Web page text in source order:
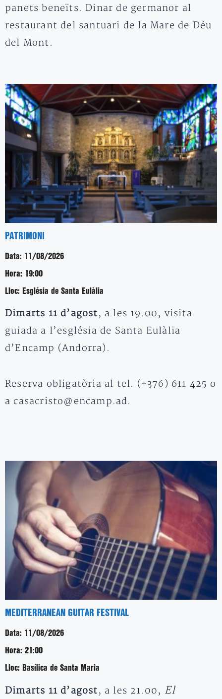
panets beneïts. Dinar de germanor al
restaurant del santuari de la Mare de Déu
del Mont.
PATRIMONI
Data: 11/08/2026
Hora: 19:00
Lloc: Església de Santa Eulàlia
Dimarts 11 d’agost, a les 19.00, visita
guiada a l’església de Santa Eulàlia
d’Encamp (Andorra).
Reserva obligatòria al tel. (+376) 611 425 o
a casacristo@encamp.ad.
MEDITERRANEAN GUITAR FESTIVAL
Data: 11/08/2026
Hora: 21:00
Lloc: Basílica de Santa Maria
Dimarts 11 d’agost, a les 21.00, El